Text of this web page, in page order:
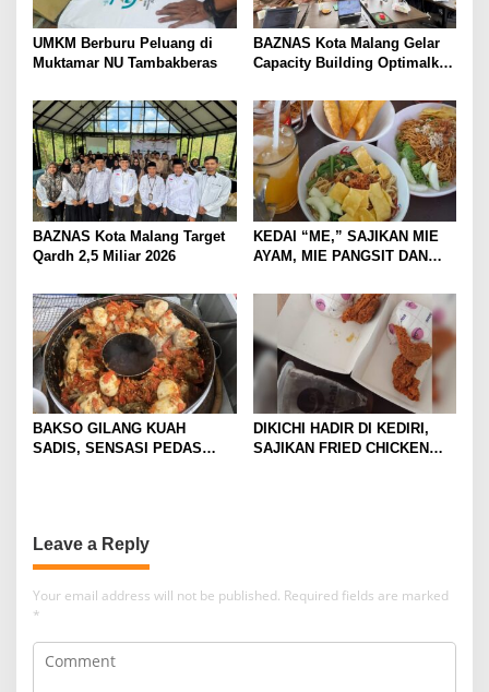
UMKM Berburu Peluang di
Muktamar NU Tambakberas
BAZNAS Kota Malang Gelar
Capacity Building Optimalkan
BAZNAS Kota Malang Target
Qardh 2,5 Miliar 2026
KEDAI “ME,” SAJIKAN MIE
AYAM, MIE PANGSIT DAN
SAJA
BAKSO GILANG KUAH
SADIS, SENSASI PEDAS
DIKICHI HADIR DI KEDIRI,
SAJIKAN FRIED CHICKEN
Leave a Reply
Your email address will not be published. Required fields are marked
*